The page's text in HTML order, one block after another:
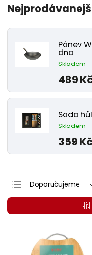
Pánev
dno
Skladem
489
Sada
Skladem
359 Kč
Doporučujeme
Nejlevnější
Nejdražší
Nejprodávanější
Abecedně